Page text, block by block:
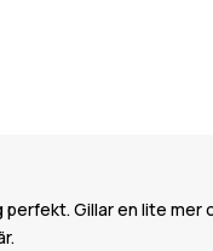
Gillar en lite mer